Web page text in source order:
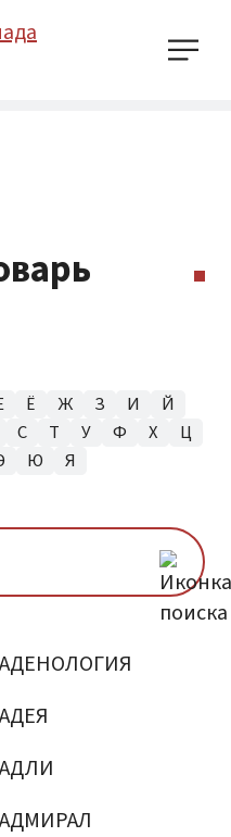
Ё Ж З И
Й
С Т У Ф Х
Ц
Ю Я
АДЕНОЛОГИЯ
АДЕЯ
АДЛИ
АДМИРАЛ